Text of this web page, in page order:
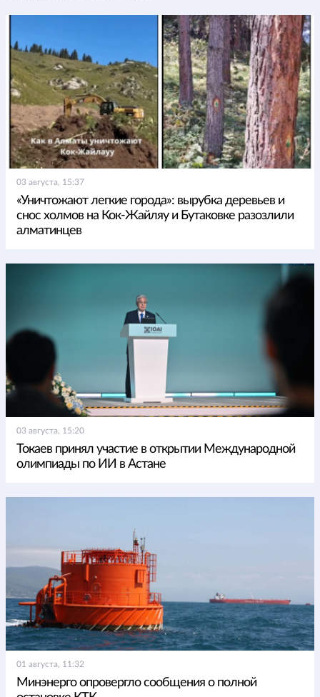
03 августа, 15:37
«Уничтожают легкие города»: вырубка деревьев и
снос холмов на Кок-Жайляу и Бутаковке разозлили
алматинцев
03 августа, 15:20
Токаев принял участие в открытии Международной
олимпиады по ИИ в Астане
01 августа, 11:32
Минэнерго опровергло сообщения о полной